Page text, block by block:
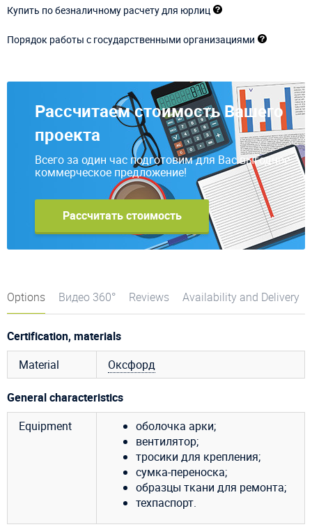
Купить по безналичному расчету для юрлиц
Порядок работы с государственными организациями
Рассчитаем стоимость Вашего
проекта
Всего за один час подготовим для Вас выгодное
коммерческое предложение!
Рассчитать стоимость
Options Видео 360° Reviews Availability and Delivery
Certification, materials
Material
Оксфорд
General characteristics
Equipment
оболочка арки;
вентилятор;
тросики для крепления;
сумка-переноска;
образцы ткани для ремонта;
техпаспорт.